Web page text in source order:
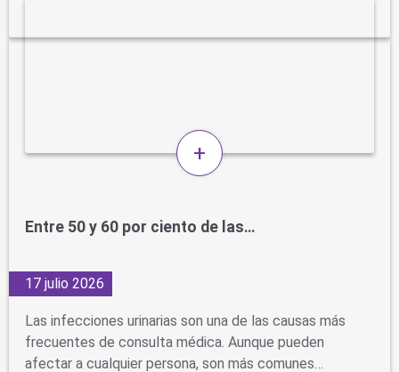
+
Entre 50 y 60 por ciento de las…
17 julio 2026
Las infecciones urinarias son una de las causas más
frecuentes de consulta médica. Aunque pueden
afectar a cualquier persona, son más comunes…